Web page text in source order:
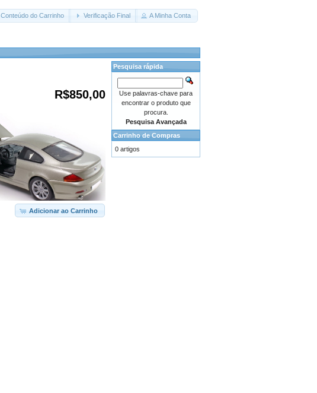
Conteúdo do Carrinho Verificação Final A Minha Conta
R$850,00
Adicionar ao Carrinho
Pesquisa rápida
Use palavras-chave para
encontrar o produto que
procura.
Pesquisa Avançada
Carrinho de Compras
0 artigos